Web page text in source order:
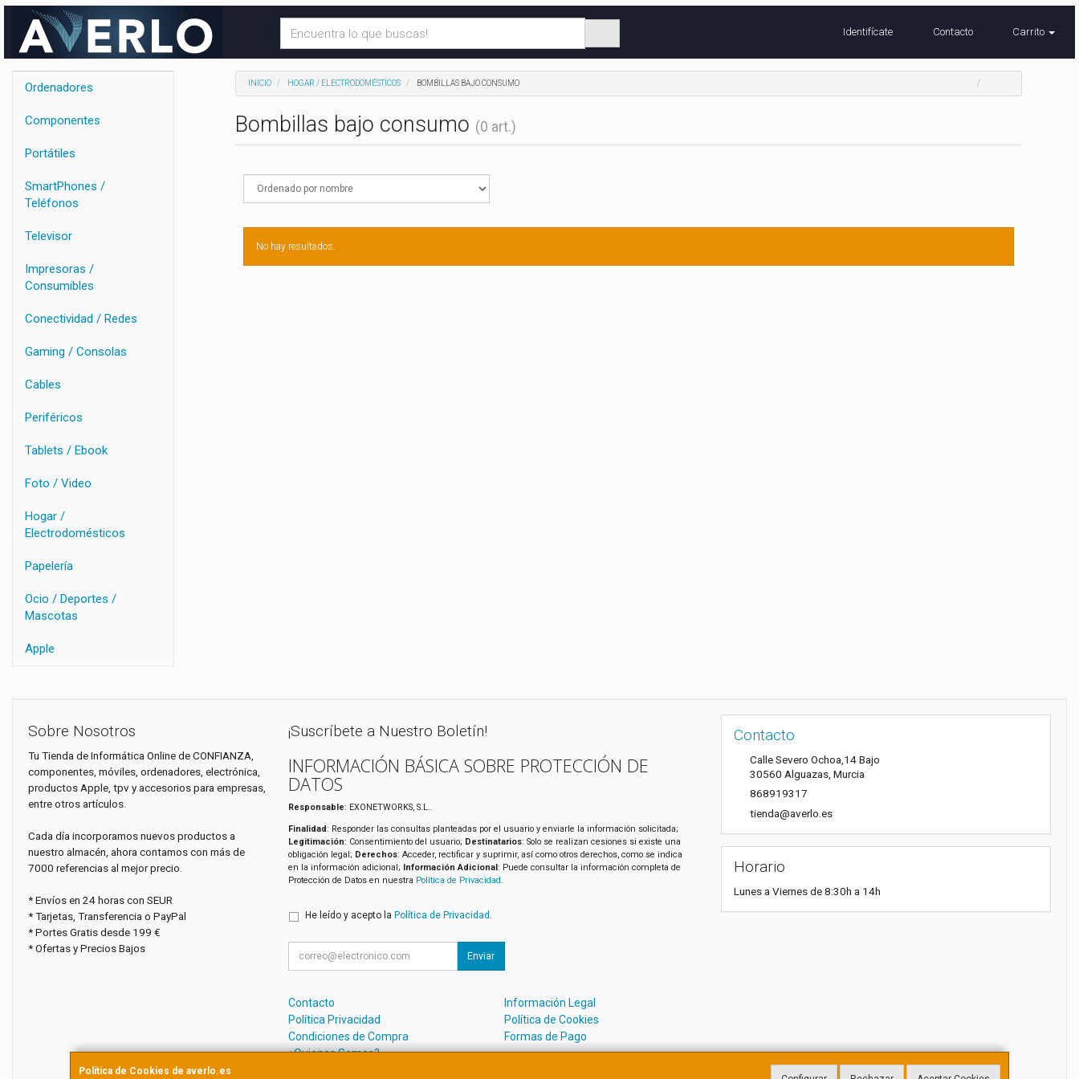
Identifícate Contacto Carrito
Ordenadores
Componentes
Portátiles
SmartPhones /
Teléfonos
Televisor
Impresoras /
Consumibles
Conectividad / Redes
Gaming / Consolas
Cables
Periféricos
Tablets / Ebook
Foto / Video
Hogar /
Electrodomésticos
Papelería
Ocio / Deportes /
Mascotas
Apple
INICIO HOGAR / ELECTRODOMÉSTICOS BOMBILLAS BAJO CONSUMO
Bombillas bajo consumo (0 art.)
No hay resultados.
Política de Cookies de averlo.es
Sobre Nosotros
Tu Tienda de Informática Online de CONFIANZA,
componentes, móviles, ordenadores, electrónica,
productos Apple, tpv y accesorios para empresas,
entre otros artículos.
Cada día incorporamos nuevos productos a
nuestro almacén, ahora contamos con más de
7000 referencias al mejor precio.
* Envíos en 24 horas con SEUR
* Tarjetas, Transferencia o PayPal
* Portes Gratis desde 199 €
* Ofertas y Precios Bajos
¡Suscríbete a Nuestro Boletín!
INFORMACIÓN BÁSICA SOBRE PROTECCIÓN DE
DATOS
Responsable: EXONETWORKS, S.L..
Finalidad: Responder las consultas planteadas por el usuario y enviarle la información solicitada;
Legitimación: Consentimiento del usuario; Destinatarios: Solo se realizan cesiones si existe una
obligación legal; Derechos: Acceder, rectificar y suprimir, así como otros derechos, como se indica
en la información adicional; Información Adicional: Puede consultar la información completa de
Protección de Datos en nuestra Política de Privacidad
He leído y acepto la Política de Privacidad .
Enviar
Contacto
Información Legal
Política Privacidad
Política de Cookies
Condiciones de Compra
Formas de Pago
¿Quienes Somos?
Contacto
Calle Severo Ochoa,14 Bajo
30560 Alguazas, Murcia
868919317
tienda@averlo.es
Horario
Lunes a Viernes de 8:30h a 14h